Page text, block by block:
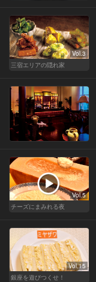
Vol.3
三宿エリアの隠れ家
Vol.5
チーズにまみれる夜
Vol.15
銀座を遊びつくせ！